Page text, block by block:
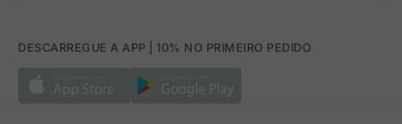
DESCARREGUE A APP | 10% NO PRIMEIRO PEDIDO